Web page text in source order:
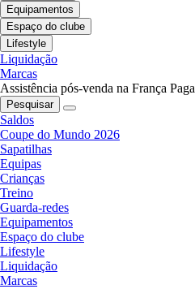
Equipamentos
Espaço do clube
Lifestyle
Liquidação
Marcas
Assistência pós-venda na França
Pesquisar
Saldos
Coupe do Mundo 2026
Sapatilhas
Equipas
Crianças
Treino
Guarda-redes
Equipamentos
Espaço do clube
Lifestyle
Liquidação
Marcas